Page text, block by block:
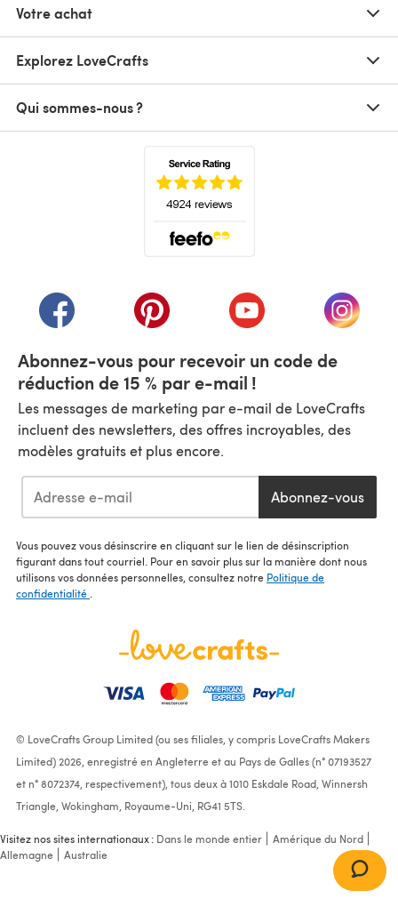
Votre achat
Explorez LoveCrafts
Qui sommes-nous ?
(s'ouvre dans un nouvel onglet)
(s'ouvre dans un nouvel onglet)
(s'ouvre dans un(s'ouvre
Abonnez-vous pour recevoir un code de
réduction de 15 % par e-mail !
Les messages de marketing par e-mail de LoveCrafts
incluent des newsletters, des offres incroyables, des
modèles gratuits et plus encore.
Abonnez-vous
Vous pouvez vous désinscrire en cliquant sur le lien de désinscription
figurant dans tout courriel. Pour en savoir plus sur la manière dont nous
utilisons vos données personnelles, consultez notre Politique de
confidentialité
© LoveCrafts Group Limited (ou ses filiales, y compris LoveCrafts Makers
Limited) 2026, enregistré en Angleterre et au Pays de Galles (n° 07193527
et n° 8072374, respectivement), tous deux à 1010 Eskdale Road, Winnersh
Triangle, Wokingham, Royaume-Uni, RG41 5TS.
Visitez nos sites internationaux : Dans le monde entier
Amérique du Nord
Allemagne
Australie